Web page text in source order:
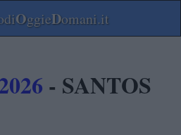
OggieDomani.it
- SANTOS